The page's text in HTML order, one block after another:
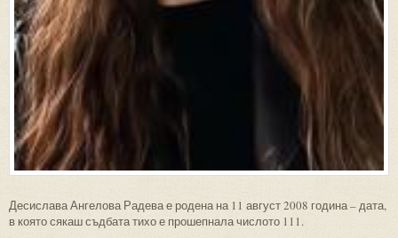
Десислава Ангелова Радева е родена на 11 август 2008 година – дата,
в която сякаш съдбата тихо е прошепнала числото 111.